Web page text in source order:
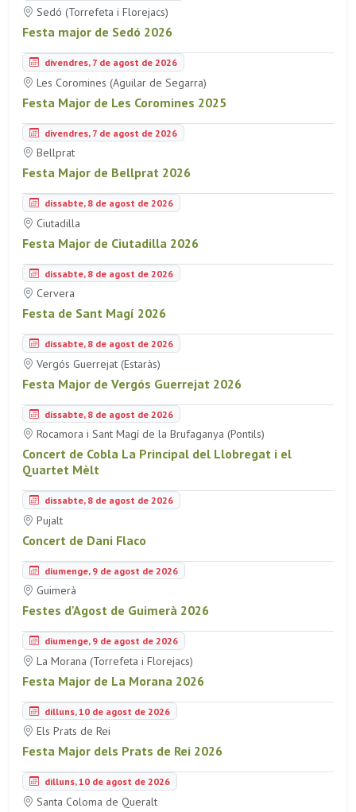
Sedó (Torrefeta i Florejacs)
Festa major de Sedó 2026
divendres, 7 de agost de 2026
Les Coromines (Aguilar de Segarra)
Festa Major de Les Coromines 2025
divendres, 7 de agost de 2026
Bellprat
Festa Major de Bellprat 2026
dissabte, 8 de agost de 2026
Ciutadilla
Festa Major de Ciutadilla 2026
dissabte, 8 de agost de 2026
Cervera
Festa de Sant Magí 2026
dissabte, 8 de agost de 2026
Vergós Guerrejat (Estaràs)
Festa Major de Vergós Guerrejat 2026
dissabte, 8 de agost de 2026
Rocamora i Sant Magí de la Brufaganya (Pontils)
Concert de Cobla La Principal del Llobregat i el
Quartet Mèlt
dissabte, 8 de agost de 2026
Pujalt
Concert de Dani Flaco
diumenge, 9 de agost de 2026
Guimerà
Festes d'Agost de Guimerà 2026
diumenge, 9 de agost de 2026
La Morana (Torrefeta i Florejacs)
Festa Major de La Morana 2026
dilluns, 10 de agost de 2026
Els Prats de Rei
Festa Major dels Prats de Rei 2026
dilluns, 10 de agost de 2026
Santa Coloma de Queralt